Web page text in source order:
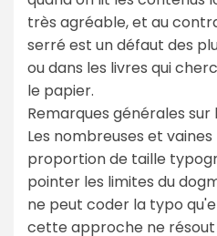
très agréable, et au
serré est un défaut des
ou dans les livres qui
le papier.
Remarques générales
Les nombreuses et
proportion de taille
pointer les limites du
ne peut coder la typo
cette approche ne